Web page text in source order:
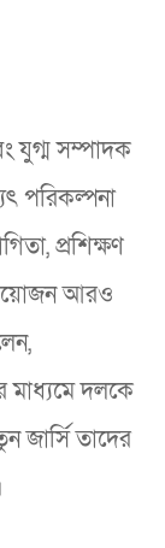
যুগ্ম সম্পাদক
পরিকল্পনা
প্রশিক্ষণ
আয়োজন আরও
মাধ্যমে দলকে
জার্সি তাদের